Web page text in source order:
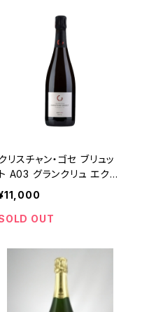
リスチャン・ゴセ ブリュッ
ト A03 グランクリュ エクス
ラ ブリュット 750ml
OUT